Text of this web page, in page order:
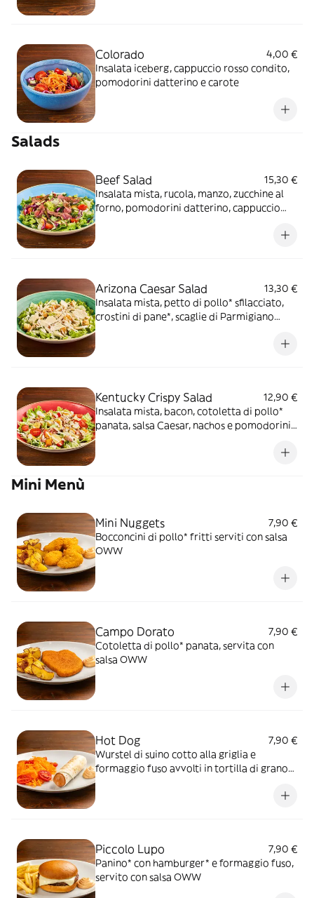
Colorado
4,00 €
Insalata iceberg, cappuccio rosso condito,
pomodorini datterino e carote
Salads
Beef Salad
15,30 €
Insalata mista, rucola, manzo, zucchine al
forno, pomodorini datterino, cappuccio
Arizona Caesar Salad
13,30 €
Insalata mista, petto di pollo* sfilacciato,
crostini di pane*, scaglie di Parmigiano
Kentucky Crispy Salad
12,90 €
Insalata mista, bacon, cotoletta di pollo*
panata, salsa Caesar, nachos e pomodorini
Mini Menù
Mini Nuggets
7,90 €
Bocconcini di pollo* fritti serviti con salsa
OWW
Campo Dorato
7,90 €
Cotoletta di pollo* panata, servita con
salsa OWW
Hot Dog
7,90 €
Wurstel di suino cotto alla griglia e
formaggio fuso avvolti in tortilla di grano
Piccolo Lupo
7,90 €
Panino* con hamburger* e formaggio fuso,
servito con salsa OWW